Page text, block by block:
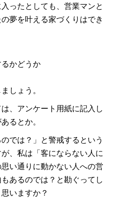
ったとしても、営業マンと
夢を叶える家づくりはでき
かどうか
しょう。
、アンケート用紙に記入し
るとか。
では？」と警戒するという
、私は「客にならない人に
い通りに動かない人への営
あるのでは？と勘ぐってし
いますか？